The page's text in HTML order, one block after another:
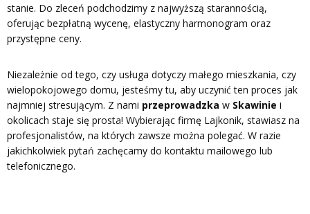
stanie. Do zleceń podchodzimy z najwyższą starannością,
oferując bezpłatną wycenę, elastyczny harmonogram oraz
przystępne ceny.
Niezależnie od tego, czy usługa dotyczy małego mieszkania, czy
wielopokojowego domu, jesteśmy tu, aby uczynić ten proces jak
najmniej stresującym. Z nami przeprowadzka w Skawinie i
okolicach staje się prosta! Wybierając firmę Lajkonik, stawiasz na
profesjonalistów, na których zawsze można polegać. W razie
jakichkolwiek pytań zachęcamy do kontaktu mailowego lub
telefonicznego.